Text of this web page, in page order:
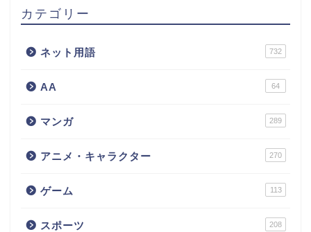
カテゴリー
ネット用語 732
AA 64
マンガ 289
アニメ・キャラクター 270
ゲーム 113
スポーツ 208